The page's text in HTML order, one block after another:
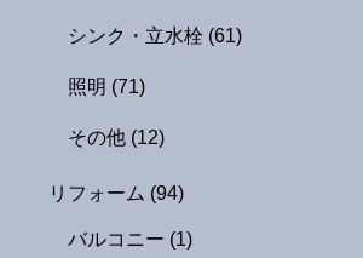
シンク・立水栓 (61)
照明 (71)
その他 (12)
リフォーム (94)
バルコニー (1)